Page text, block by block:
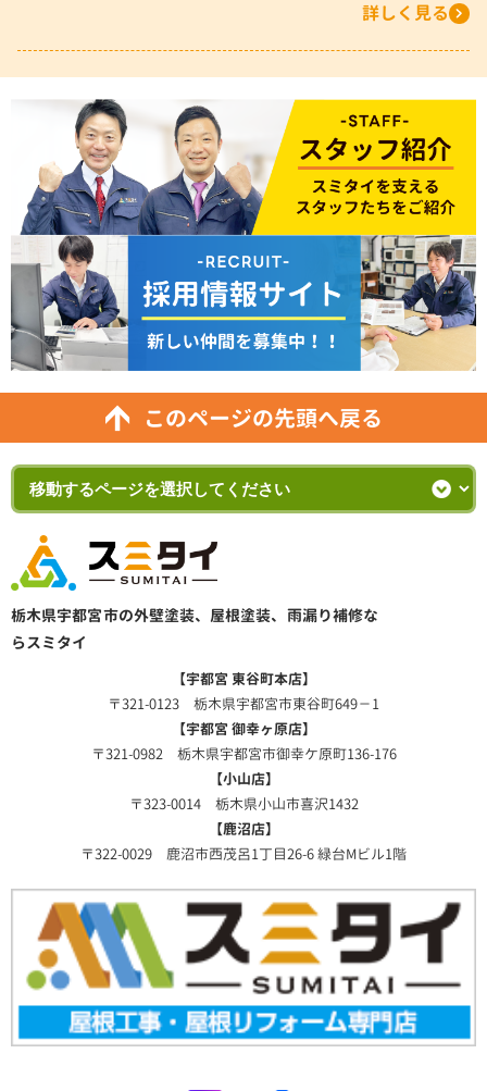
詳しく見る
このページの先頭へ戻る
栃木県宇都宮市の外壁塗装、屋根塗装、雨漏り補修な
らスミタイ
【宇都宮 東谷町本店】
〒321-0123 栃木県宇都宮市東谷町649－1
【宇都宮 御幸ヶ原店】
〒321-0982 栃木県宇都宮市御幸ケ原町136-176
【小山店】
〒323-0014 栃木県小山市喜沢1432
【鹿沼店】
〒322-0029 鹿沼市西茂呂1丁目26-6 緑台Mビル1階